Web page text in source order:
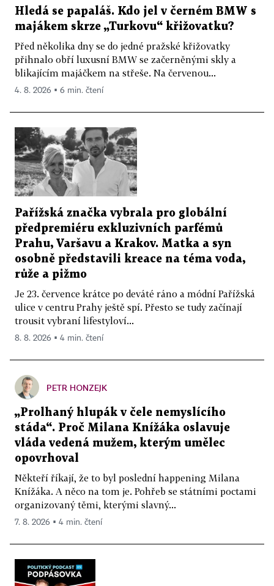
Hledá se papaláš. Kdo jel v černém BMW s
majákem skrze „Turkovu“ křižovatku?
Před několika dny se do jedné pražské křižovatky
přihnalo obří luxusní BMW se začerněnými skly a
blikajícím majáčkem na střeše. Na červenou...
4. 8. 2026 ▪ 6 min. čtení
Pařížská značka vybrala pro globální
předpremiéru exkluzivních parfémů
Prahu, Varšavu a Krakov. Matka a syn
osobně představili kreace na téma voda,
růže a pižmo
Je 23. července krátce po deváté ráno a módní Pařížská
ulice v centru Prahy ještě spí. Přesto se tudy začínají
trousit vybraní lifestyloví...
8. 8. 2026 ▪ 4 min. čtení
PETR HONZEJK
„Prolhaný hlupák v čele nemyslícího
stáda“. Proč Milana Knížáka oslavuje
vláda vedená mužem, kterým umělec
opovrhoval
Někteří říkají, že to byl poslední happening Milana
Knížáka. A něco na tom je. Pohřeb se státními poctami
organizovaný těmi, kterými slavný...
7. 8. 2026 ▪ 4 min. čtení